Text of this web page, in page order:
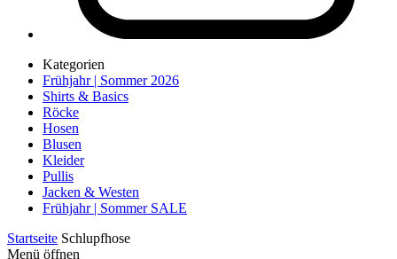
Kategorien
Frühjahr | Sommer 2026
Shirts & Basics
Röcke
Hosen
Blusen
Kleider
Pullis
Jacken & Westen
Frühjahr | Sommer SALE
Startseite Schlupfhose
Menü öffnen